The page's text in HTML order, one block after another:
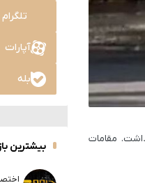
مقامات
تلگرام
آپارات
بله
بیشترین